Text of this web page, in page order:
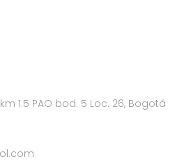
1.5 PAO bod. 5 Loc. 26, Bogotá